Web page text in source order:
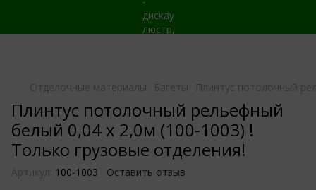
Отделочные материалы Багеты Плинтус потолочный
Плинтус потолочный рельефный
белый 0,04 х 2,0м (100-1003) !
Только грузовые отделения!
Артикул: 100-1003 Оставить отзыв